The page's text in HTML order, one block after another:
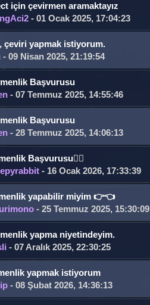
için çevirmen aramaktayız
- 01 Ocak 2025, 17:04:23
çeviri yapmak istiyorum.
- 09 Nisan 2025, 21:19:54
Başvurusu
- 07 Temmuz 2025, 14:55:46
Başvurusu
- 28 Temmuz 2025, 14:06:13
Başvurusu🧘‍♀️
- 16 Ocak 2026, 17:33:39
yapabilir miyim 👉👈
- 25 Temmuz 2025, 15:30:09
yapma niyetindeyim.
- 07 Aralık 2025, 22:30:25
yapmak istiyorum
- 08 Şubat 2026, 14:36:13